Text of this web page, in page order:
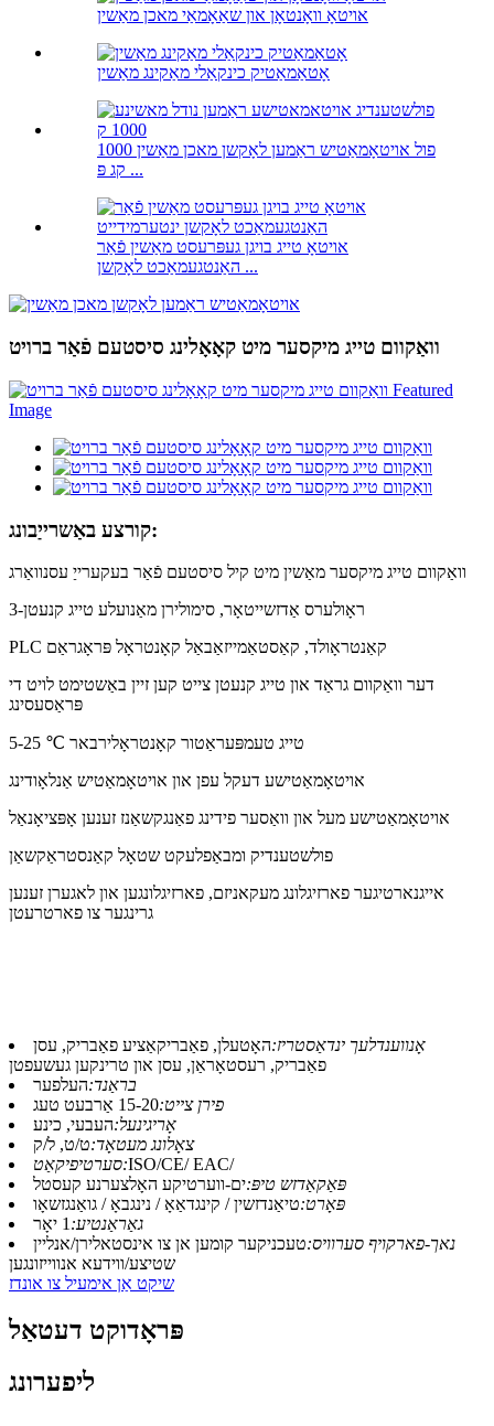
אויטאָ וואָנטאָן און שאַאָמאַי מאכן מאַשין
אָטאַמאַטיק כינקאַלי מאַקינג מאַשין
פול אויטאָמאַטיש ראַמען לאָקשן מאכן מאַשין 1000
קג פּ ...
אויטאָ טייג בויגן געפּרעסט מאַשין פֿאַר
האַנטגעמאַכט לאָקשן ...
וואַקוום טייג מיקסער מיט קאָאָלינג סיסטעם פֿאַר ברויט
קורצע באַשרייַבונג:
וואַקוום טייג מיקסער מאַשין מיט קיל סיסטעם פֿאַר בעקערייַ עסנוואַרג
3-ראָולערס אַדזשייטאָר, סימולירן מאַנועלע טייג קנעטן
PLC קאַנטראָולד, קאַסטאַמייזאַבאַל קאָנטראָל פּראָגראַם
דער וואַקוום גראַד און טייג קנעטן צייט קען זיין באַשטימט לויט די
פּראַסעסינג
5-25 ℃ טייג טעמפּעראַטור קאָנטראָלירבאר
אויטאָמאַטישע דעקל עפן און אויטאָמאַטיש אַנלאָודינג
אויטאָמאַטישע מעל און וואַסער פידינג פאַנגקשאַנז זענען אָפּציאָנאַל
פולשטענדיק ומבאַפלעקט שטאָל קאַנסטראַקשאַן
אייגנארטיגער פארזיגלונג מעקאניזם, פארזיגלונגען און לאגערן זענען
גרינגער צו פארטרעטן
אָנווענדלעך ינדאַסטריז:האָטעלן, פאַבריקאַציע פאַבריק, עסן
פאַבריק, רעסטאָראַן, עסן און טרינקען געשעפטן
בראַנד:העלפער
פירן צייט:15-20 אַרבעט טעג
אָריגינעל:העבעי, כינע
צאָלונג מעטאָד:ט/ט, ל/ק
סערטיפיקאַט:ISO/CE/ EAC/
פּאַקאַדזש טיפּ:ים-ווערטיקע האָלצערנע קעסטל
פּאָרט:טיאַנדזשין / קינגדאַאָ / נינגבאָ / גואַנגזשאָו
גאַראַנטיע: 1 יאָר
נאך-פארקויף סערוויס:טעכניקער קומען אן צו אינסטאלירן/אנליין
שטיצע/ווידעא אנווייזונגען
שיקט אַן אימעיל צו אונדז
פּראָדוקט דעטאַל
ליפערונג